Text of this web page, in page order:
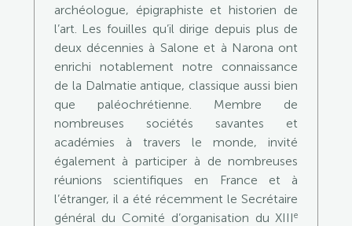
archéologue, épigraphiste et historien de
l’art. Les fouilles qu’il dirige depuis plus de
deux décennies à Salone et à Narona ont
enrichi notablement notre connaissance
de la Dalmatie antique, classique aussi bien
que paléochrétienne. Membre de
nombreuses sociétés savantes et
académies à travers le monde, invité
également à participer à de nombreuses
réunions scientifiques en France et à
l’étranger, il a été récemment le Secrétaire
général du Comité d’organisation du XIIIe